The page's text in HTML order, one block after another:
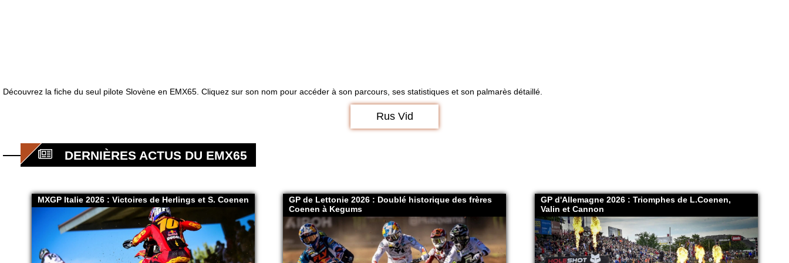
Découvrez la fiche du seul pilote Slovène en EMX65. Cliquez sur son nom pour accéder à son parcours, ses statistiques et son palmarès détaillé.
Rus Vid
DERNIÈRES ACTUS DU EMX65
MXGP Italie 2026 : Victoires de Herlings et S. Coenen
GP de Lettonie 2026 : Doublé historique des frères
Coenen à Kegums
GP d'Allemagne 2026 : Triomphes de L.Coenen,
Valin et Cannon